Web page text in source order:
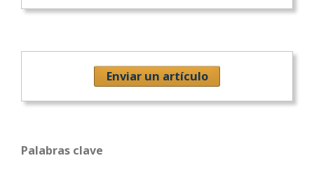
Enviar un artículo
Palabras clave